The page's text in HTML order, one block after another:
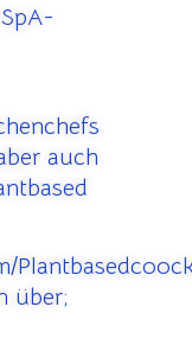
auch
über;